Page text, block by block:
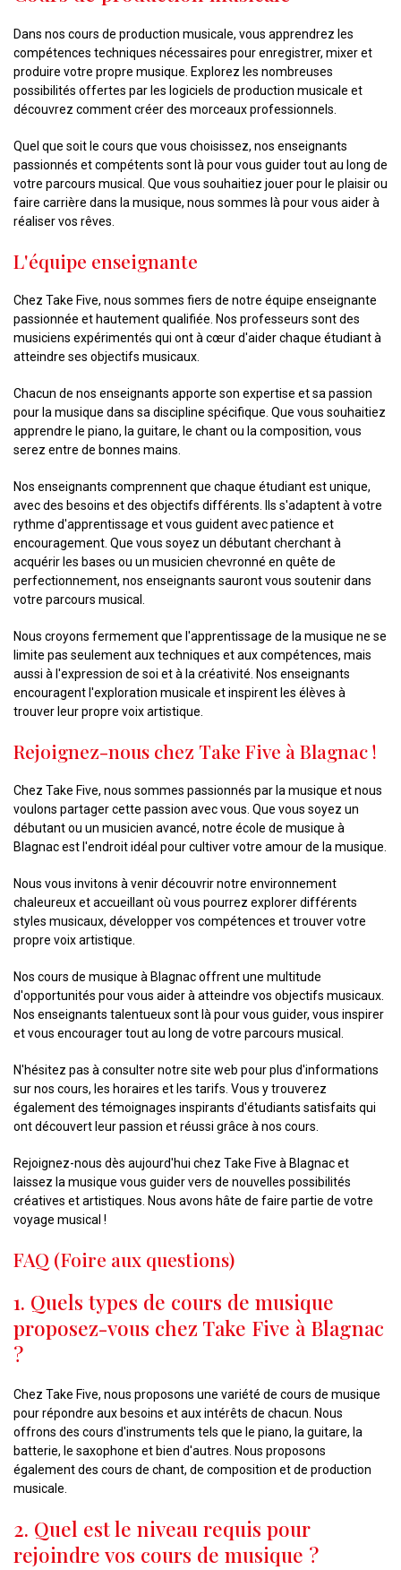
Dans nos cours de production musicale, vous apprendrez les
compétences techniques nécessaires pour enregistrer, mixer et
produire votre propre musique. Explorez les nombreuses
possibilités offertes par les logiciels de production musicale et
découvrez comment créer des morceaux professionnels.
Quel que soit le cours que vous choisissez, nos enseignants
passionnés et compétents sont là pour vous guider tout au long de
votre parcours musical. Que vous souhaitiez jouer pour le plaisir ou
faire carrière dans la musique, nous sommes là pour vous aider à
réaliser vos rêves.
L'équipe enseignante
Chez Take Five, nous sommes fiers de notre équipe enseignante
passionnée et hautement qualifiée. Nos professeurs sont des
musiciens expérimentés qui ont à cœur d'aider chaque étudiant à
atteindre ses objectifs musicaux.
Chacun de nos enseignants apporte son expertise et sa passion
pour la musique dans sa discipline spécifique. Que vous souhaitiez
apprendre le piano, la guitare, le chant ou la composition, vous
serez entre de bonnes mains.
Nos enseignants comprennent que chaque étudiant est unique,
avec des besoins et des objectifs différents. Ils s'adaptent à votre
rythme d'apprentissage et vous guident avec patience et
encouragement. Que vous soyez un débutant cherchant à
acquérir les bases ou un musicien chevronné en quête de
perfectionnement, nos enseignants sauront vous soutenir dans
votre parcours musical.
Nous croyons fermement que l'apprentissage de la musique ne se
limite pas seulement aux techniques et aux compétences, mais
aussi à l'expression de soi et à la créativité. Nos enseignants
encouragent l'exploration musicale et inspirent les élèves à
trouver leur propre voix artistique.
Rejoignez-nous chez Take Five à Blagnac !
Chez Take Five, nous sommes passionnés par la musique et nous
voulons partager cette passion avec vous. Que vous soyez un
débutant ou un musicien avancé, notre école de musique à
Blagnac est l'endroit idéal pour cultiver votre amour de la musique.
Nous vous invitons à venir découvrir notre environnement
chaleureux et accueillant où vous pourrez explorer différents
styles musicaux, développer vos compétences et trouver votre
propre voix artistique.
Nos cours de musique à Blagnac offrent une multitude
d'opportunités pour vous aider à atteindre vos objectifs musicaux.
Nos enseignants talentueux sont là pour vous guider, vous inspirer
et vous encourager tout au long de votre parcours musical.
N'hésitez pas à consulter notre site web pour plus d'informations
sur nos cours, les horaires et les tarifs. Vous y trouverez
également des témoignages inspirants d'étudiants satisfaits qui
ont découvert leur passion et réussi grâce à nos cours.
Rejoignez-nous dès aujourd'hui chez Take Five à Blagnac et
laissez la musique vous guider vers de nouvelles possibilités
créatives et artistiques. Nous avons hâte de faire partie de votre
voyage musical !
FAQ (Foire aux questions)
1. Quels types de cours de musique
proposez-vous chez Take Five à Blagnac
?
Chez Take Five, nous proposons une variété de cours de musique
pour répondre aux besoins et aux intérêts de chacun. Nous
offrons des cours d'instruments tels que le piano, la guitare, la
batterie, le saxophone et bien d'autres. Nous proposons
également des cours de chant, de composition et de production
musicale.
2. Quel est le niveau requis pour
rejoindre vos cours de musique ?